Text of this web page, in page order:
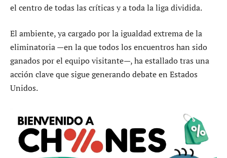
el centro de todas las críticas y a toda la liga dividida.
El ambiente, ya cargado por la igualdad extrema de la
eliminatoria —en la que todos los encuentros han sido
ganados por el equipo visitante—, ha estallado tras una
acción clave que sigue generando debate en Estados
Unidos.